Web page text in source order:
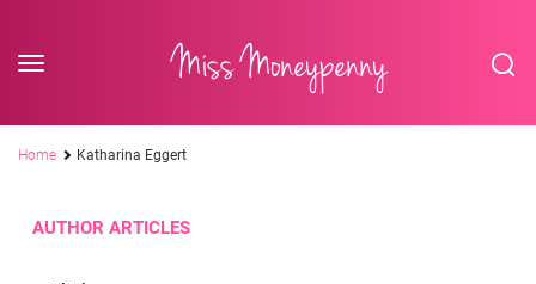
Miss Moneypenny
Pfadnavigation
Home Katharina Eggert
AUTHOR ARTICLES